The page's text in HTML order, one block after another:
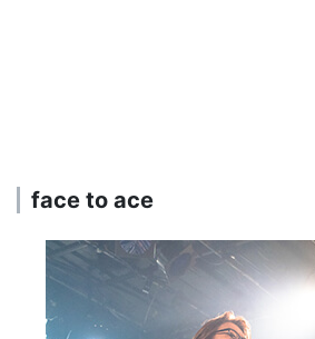
face to ace